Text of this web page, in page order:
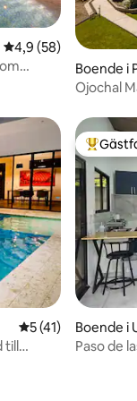
4,9 av 5 i
4,9 (58)
Boende i
nas
Ojochal
5 av 5 i
5 (41)
till
Boende i
Paso de